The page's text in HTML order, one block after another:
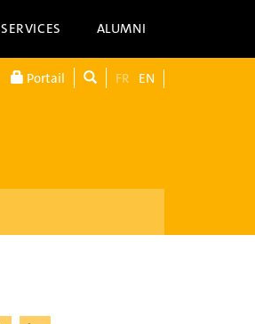
SERVICES ALUMNI
Portail FR EN